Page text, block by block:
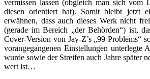
vermissen lassen (obgleich man sich vom
diesen orientiert hat). Somit bleibt jetzt
erwähnen, dass auch dieses Werk nicht
(gerade im Bereich „der Behörden“) ist,
Cover-Version von Jay-Z’s „99 Problems“
vorangegangenen Einstellungen unterlegte
wurde sowie der Streifen auch Jahre später
wert ist…